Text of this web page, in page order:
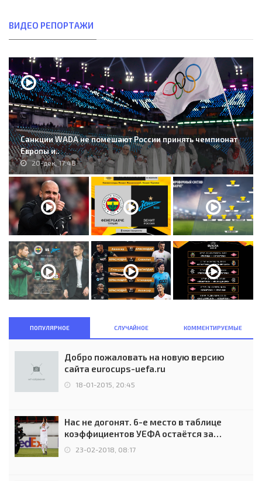
ВИДЕО РЕПОРТАЖИ
Санкции WADA не помешают России принять чемпионат
Европы и..
20-дек, 17:48
ПОПУЛЯРНОЕ СЛУЧАЙНОЕ КОММЕНТИРУЕМЫЕ
Добро пожаловать на новую версию
сайта eurocups-uefa.ru
18-01-2015, 20:45
Нас не догонят. 6-е место в таблице
коэффициентов УЕФА остаётся за
Россией
23-02-2018, 08:17